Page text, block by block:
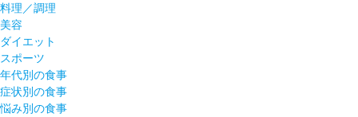
料理／調理
美容
ダイエット
スポーツ
年代別の食事
症状別の食事
悩み別の食事